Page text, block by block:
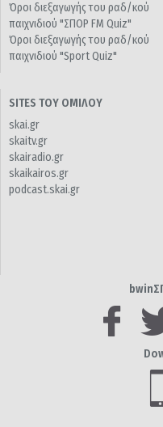
Όροι διεξαγωγής του ραδ/κού
παιχνιδιού "ΣΠΟΡ FM Quiz"
Όροι διεξαγωγής του ραδ/κού
παιχνιδιού "Sport Quiz"
SITES ΤΟΥ ΟΜΙΛΟΥ
skai.gr
skaitv.gr
skairadio.gr
skaikairos.gr
podcast.skai.gr